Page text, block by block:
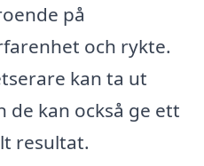
på
och rykte.
kan ta ut
de kan också ge ett
resultat.